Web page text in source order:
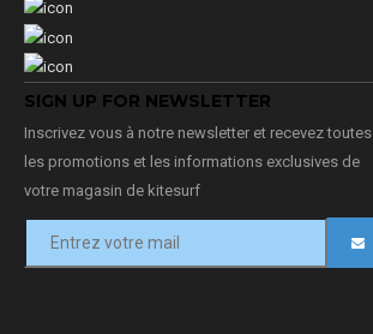
SIGN UP FOR NEWSLETTER
Inscrivez vous à notre newsletter et recevez toutes
les promotions et les informations exclusives de
votre magasin de kitesurf